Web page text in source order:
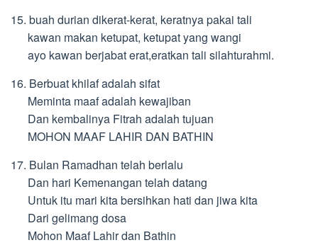
15. buah durian dikerat-kerat, keratnya pakai tali
kawan makan ketupat, ketupat yang wangi
ayo kawan berjabat erat,eratkan tali silahturahmi.
16. Berbuat khilaf adalah sifat
Meminta maaf adalah kewajiban
Dan kembalinya Fitrah adalah tujuan
MOHON MAAF LAHIR DAN BATHIN
17. Bulan Ramadhan telah berlalu
Dan hari Kemenangan telah datang
Untuk itu mari kita bersihkan hati dan jiwa kita
Dari gelimang dosa
Mohon Maaf Lahir dan Bathin